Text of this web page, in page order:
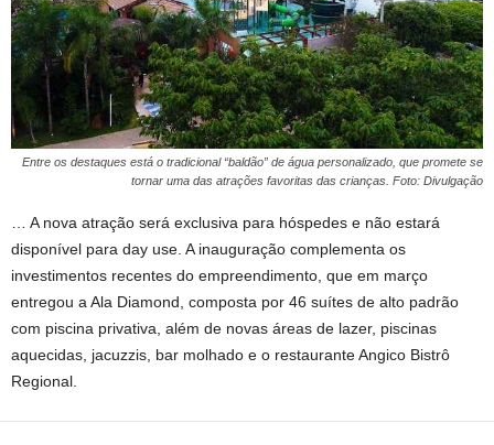
Entre os destaques está o tradicional “baldão” de água personalizado, que promete se
tornar uma das atrações favoritas das crianças. Foto: Divulgação
… A nova atração será exclusiva para hóspedes e não estará
disponível para day use. A inauguração complementa os
investimentos recentes do empreendimento, que em março
entregou a Ala Diamond, composta por 46 suítes de alto padrão
com piscina privativa, além de novas áreas de lazer, piscinas
aquecidas, jacuzzis, bar molhado e o restaurante Angico Bistrô
Regional.